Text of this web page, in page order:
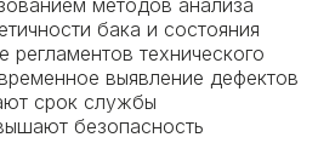
методов анализа
бака и состояния
технического
выявление дефектов
срок службы
безопасность